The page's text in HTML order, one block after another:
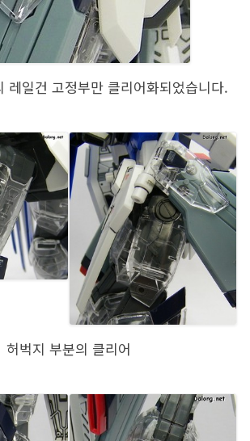
레일건 고정부만 클리어화되었습니다.
허벅지 부분의 클리어